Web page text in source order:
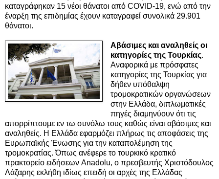
καταγράφηκαν 15 νέοι θάνατοι από COVID-19, ενώ από την
έναρξη της επιδημίας έχουν καταγραφεί συνολικά 29.901
θάνατοι.
Αβάσιμες και αναληθείς οι
κατηγορίες της Τουρκίας.
Αναφορικά με πρόσφατες
κατηγορίες της Τουρκίας για
δήθεν υπόθαλψη
τρομοκρατικών οργανώσεων
στην Ελλάδα, διπλωματικές
πηγές διαμηνύουν ότι τις
απορρίπτουμε εν τω συνόλω τους καθώς είναι αβάσιμες και
αναληθείς. Η Ελλάδα εφαρμόζει πλήρως τις αποφάσεις της
Ευρωπαϊκής Ένωσης για την καταπολέμηση της
τρομοκρατίας. Όπως ανέφερε το τουρκικό κρατικό
πρακτορείο ειδήσεων Anadolu, ο πρεσβευτής Χριστόδουλος
Λάζαρης εκλήθη ιδίως επειδή οι αρχές της Ελλάδας